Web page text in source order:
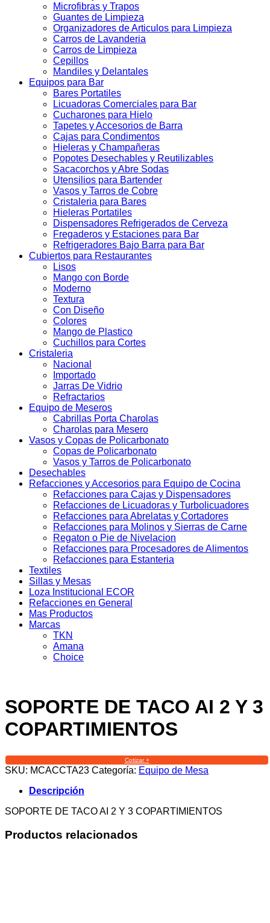
Microfibras y Trapos
Guantes de Limpieza
Organizadores de Articulos para Limpieza
Carros de Lavanderia
Carros de Limpieza
Cepillos
Mandiles y Delantales
Equipos para Bar
Bares Portatiles
Licuadoras Comerciales para Bar
Cucharones para Hielo
Tapetes y Accesorios de Barra
Cajas para Condimentos
Hieleras y Champañeras
Popotes Desechables y Reutilizables
Sacacorchos y Abre Sodas
Utensilios para Bartender
Vasos y Tarros de Cobre
Cristaleria para Bares
Hieleras Portatiles
Dispensadores Refrigerados de Cerveza
Fregaderos y Estaciones para Bar
Refrigeradores Bajo Barra para Bar
Cubiertos para Restaurantes
Lisos
Mango con Borde
Moderno
Textura
Con Diseño
Colores
Mango de Plastico
Cuchillos para Cortes
Cristaleria
Nacional
Importado
Jarras De Vidrio
Refractarios
Equipo de Meseros
Cabrillas Porta Charolas
Charolas para Mesero
Vasos y Copas de Policarbonato
Copas de Policarbonato
Vasos y Tarros de Policarbonato
Desechables
Refacciones y Accesorios para Equipo de Cocina
Refacciones para Cajas y Dispensadores
Refacciones de Licuadoras y Turbolicuadores
Refacciones para Abrelatas y Cortadores
Refacciones para Molinos y Sierras de Carne
Regaton o Pie de Nivelacion
Refacciones para Procesadores de Alimentos
Refacciones para Estanteria
Textiles
Sillas y Mesas
Loza Institucional ECOR
Refacciones en General
Mas Productos
Marcas
TKN
Amana
Choice
SOPORTE DE TACO AI 2 Y 3
COPARTIMIENTOS
Cotizar +
SKU: MCACCTA23 Categoría: Equipo de Mesa
Descripción
SOPORTE DE TACO AI 2 Y 3 COPARTIMIENTOS
Productos relacionados